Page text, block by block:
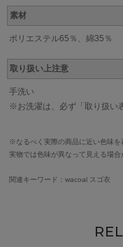
素材
ポリエステル65％、綿35％
取り扱い上注意
手洗い
※お洗濯は、必ず「取り扱い
※なるべく実際の商品に近い色味を
実物では色味が異なって見える場合
関連キーワード：wacoal スゴ衣